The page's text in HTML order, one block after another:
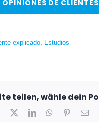
OPINIONES DE CLIENTES
explicado, Estudios
teilen, wähle dein
Facebook LinkedInWhatsApp
Pinterest